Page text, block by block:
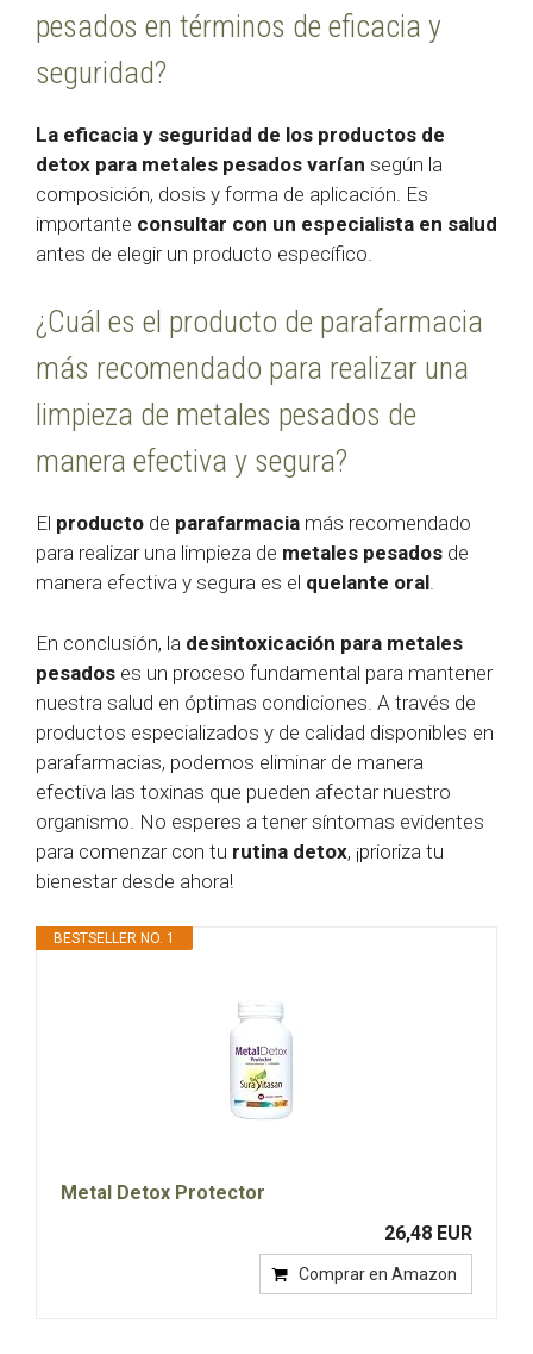
pesados en términos de eficacia y
seguridad?
La eficacia y seguridad de los productos de
detox para metales pesados varían según la
composición, dosis y forma de aplicación. Es
importante consultar con un especialista en salud
antes de elegir un producto específico.
¿Cuál es el producto de parafarmacia
más recomendado para realizar una
limpieza de metales pesados de
manera efectiva y segura?
El producto de parafarmacia más recomendado
para realizar una limpieza de metales pesados de
manera efectiva y segura es el quelante oral.
En conclusión, la desintoxicación para metales
pesados es un proceso fundamental para mantener
nuestra salud en óptimas condiciones. A través de
productos especializados y de calidad disponibles en
parafarmacias, podemos eliminar de manera
efectiva las toxinas que pueden afectar nuestro
organismo. No esperes a tener síntomas evidentes
para comenzar con tu rutina detox, ¡prioriza tu
bienestar desde ahora!
BESTSELLER NO. 1
Metal Detox Protector
26,48 EUR
Comprar en Amazon